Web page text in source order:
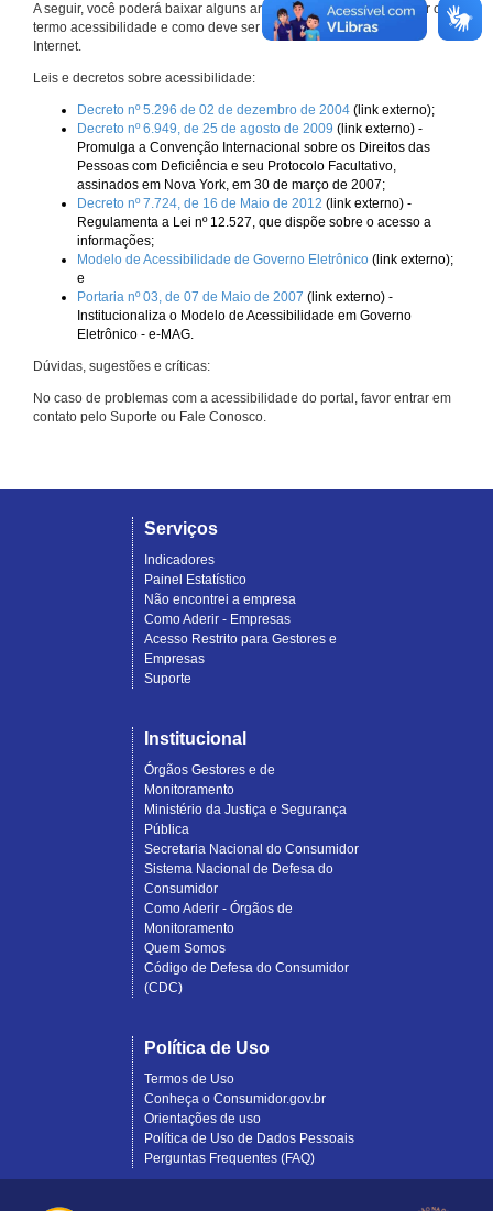
A seguir, você poderá baixar alguns arquivos que explicam melhor o
termo acessibilidade e como deve ser implementado nos sites da
Internet.
Leis e decretos sobre acessibilidade:
Decreto nº 5.296 de 02 de dezembro de 2004 (link externo);
Decreto nº 6.949, de 25 de agosto de 2009 (link externo) -
Promulga a Convenção Internacional sobre os Direitos das
Pessoas com Deficiência e seu Protocolo Facultativo,
assinados em Nova York, em 30 de março de 2007;
Decreto nº 7.724, de 16 de Maio de 2012 (link externo) -
Regulamenta a Lei nº 12.527, que dispõe sobre o acesso a
informações;
Modelo de Acessibilidade de Governo Eletrônico (link externo);
e
Portaria nº 03, de 07 de Maio de 2007 (link externo) -
Institucionaliza o Modelo de Acessibilidade em Governo
Eletrônico - e-MAG.
Dúvidas, sugestões e críticas:
No caso de problemas com a acessibilidade do portal, favor entrar em
contato pelo Suporte ou Fale Conosco.
Serviços
Indicadores
Painel Estatístico
Não encontrei a empresa
Como Aderir - Empresas
Acesso Restrito para Gestores e
Empresas
Suporte
Institucional
Órgãos Gestores e de
Monitoramento
Ministério da Justiça e Segurança
Pública
Secretaria Nacional do Consumidor
Sistema Nacional de Defesa do
Consumidor
Como Aderir - Órgãos de
Monitoramento
Quem Somos
Código de Defesa do Consumidor
(CDC)
Política de Uso
Termos de Uso
Conheça o Consumidor.gov.br
Orientações de uso
Política de Uso de Dados Pessoais
Perguntas Frequentes (FAQ)